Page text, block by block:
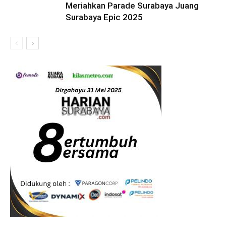
Meriahkan Parade Surabaya Juang
Surabaya Epic 2025